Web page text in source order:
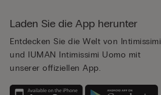
Laden Sie die App herunter
Entdecken Sie die Welt von Intimissimi
und IUMAN Intimissimi Uomo mit
unserer offiziellen App.